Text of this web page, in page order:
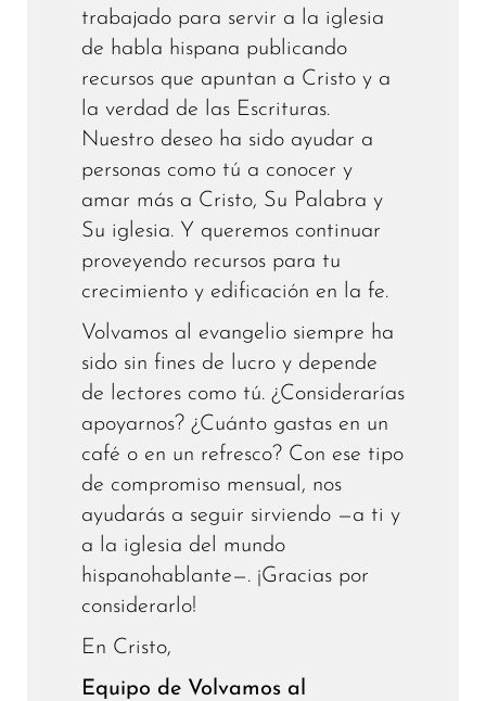
trabajado para servir a la iglesia
de habla hispana publicando
recursos que apuntan a Cristo y a
la verdad de las Escrituras.
Nuestro deseo ha sido ayudar a
personas como tú a conocer y
amar más a Cristo, Su Palabra y
Su iglesia. Y queremos continuar
proveyendo recursos para tu
crecimiento y edificación en la fe.
Volvamos al evangelio siempre ha
sido sin fines de lucro y depende
de lectores como tú. ¿Considerarías
apoyarnos? ¿Cuánto gastas en un
café o en un refresco? Con ese tipo
de compromiso mensual, nos
ayudarás a seguir sirviendo —a ti y
a la iglesia del mundo
hispanohablante—. ¡Gracias por
considerarlo!
En Cristo,
Equipo de Volvamos al